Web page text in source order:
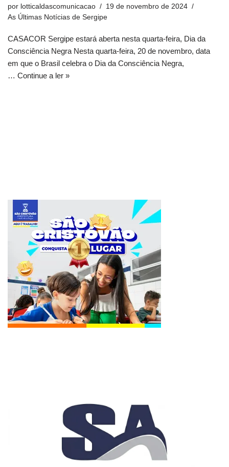
por lotticaldascomunicacao
19 de novembro de 2024
As Últimas Notícias de Sergipe
CASACOR Sergipe estará aberta nesta quarta-feira, Dia da
Consciência Negra Nesta quarta-feira, 20 de novembro, data
em que o Brasil celebra o Dia da Consciência Negra,
… Continue a ler »